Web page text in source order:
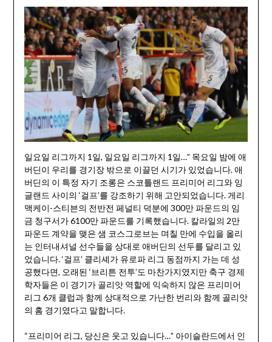
일요일 리그까지 1일, 일요일 리그까지 1일…” 목요일 밤에 애
버딘이 우리를 경기장 밖으로 이끌던 시기가 있었습니다. 애
버딘의 이 특정 자기 조롱은 스코틀랜드 프리미어 리그와 잉
글랜드 사이의 ‘걸프’를 강조하기 위해 고안되었습니다. 게리
맥케이-스티븐의 전반전 페널티 덕분에 300만 파운드의 임
금 청구서가 6100만 파운드를 기록했습니다. 칼라일의 2만
파운드 계약을 맺은 샘 코스그로브는 며칠 만에 수입을 올리
는 인터내셔널 선수들을 상대로 애버딘의 선두를 달리고 있
었습니다. ‘걸프’ 클리셰가 유로파 리그 동점까지 가는 데 성
공했다면, 오래된 ‘브리튼 전투’도 마찬가지였지만 축구 경제
학자들은 이 경기가 골리앗 역할에 익숙하지 않은 프리미어
리그 6개 클럽과 함께 상대적으로 가난한 번리와 함께 골리앗
의 홈 경기였다고 말합니다.
“프리미어 리그, 당신은 웃고 있습니다…” 아이슬란드에서 인